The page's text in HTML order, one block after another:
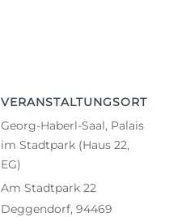
VERANSTALTUNGSORT
Georg-Haberl-Saal, Palais
im Stadtpark (Haus 22,
EG)
Am Stadtpark 22
Deggendorf, 94469